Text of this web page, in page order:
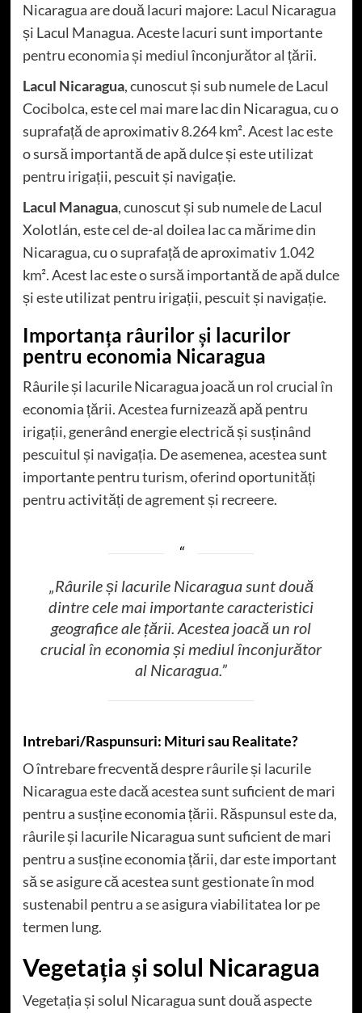
Nicaragua are două lacuri majore: Lacul Nicaragua
și Lacul Managua. Aceste lacuri sunt importante
pentru economia și mediul înconjurător al țării.
Lacul Nicaragua, cunoscut și sub numele de Lacul
Cocibolca, este cel mai mare lac din Nicaragua, cu o
suprafață de aproximativ 8.264 km². Acest lac este
o sursă importantă de apă dulce și este utilizat
pentru irigații, pescuit și navigație.
Lacul Managua, cunoscut și sub numele de Lacul
Xolotlán, este cel de-al doilea lac ca mărime din
Nicaragua, cu o suprafață de aproximativ 1.042
km². Acest lac este o sursă importantă de apă dulce
și este utilizat pentru irigații, pescuit și navigație.
Importanța râurilor și lacurilor
pentru economia Nicaragua
Râurile și lacurile Nicaragua joacă un rol crucial în
economia țării. Acestea furnizează apă pentru
irigații, generând energie electrică și susținând
pescuitul și navigația. De asemenea, acestea sunt
importante pentru turism, oferind oportunități
pentru activități de agrement și recreere.
„Râurile și lacurile Nicaragua sunt două
dintre cele mai importante caracteristici
geografice ale țării. Acestea joacă un rol
crucial în economia și mediul înconjurător
al Nicaragua.”
Intrebari/Raspunsuri: Mituri sau Realitate?
O întrebare frecventă despre râurile și lacurile
Nicaragua este dacă acestea sunt suficient de mari
pentru a susține economia țării. Răspunsul este da,
râurile și lacurile Nicaragua sunt suficient de mari
pentru a susține economia țării, dar este important
să se asigure că acestea sunt gestionate în mod
sustenabil pentru a se asigura viabilitatea lor pe
termen lung.
Vegetația și solul Nicaragua
Vegetația și solul Nicaragua sunt două aspecte